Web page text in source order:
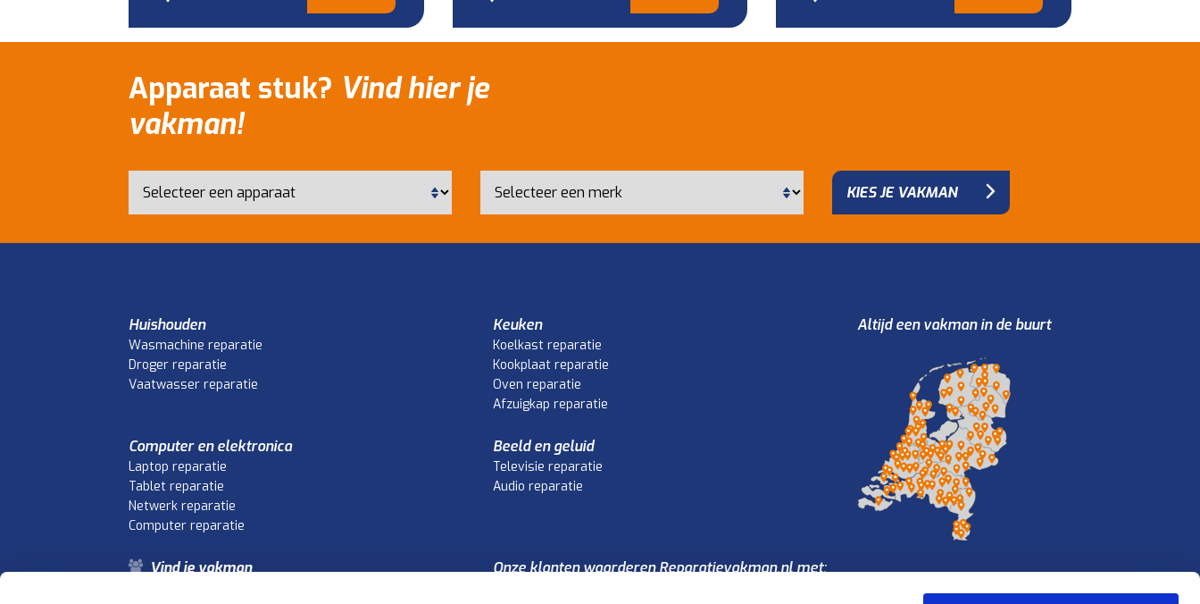
Apparaat stuk? Vind hier je
vakman!
KIES JE VAKMAN
Huishouden
Wasmachine reparatie
Droger reparatie
Vaatwasser reparatie
Keuken
Koelkast reparatie
Kookplaat reparatie
Oven reparatie
Afzuigkap reparatie
Computer en elektronica
Laptop reparatie
Tablet reparatie
Netwerk reparatie
Computer reparatie
Beeld en geluid
Televisie reparatie
Audio reparatie
Vind je vakman
Onze klanten waarderen Reparatievakman.nl met:
Altijd een vakman in de buurt